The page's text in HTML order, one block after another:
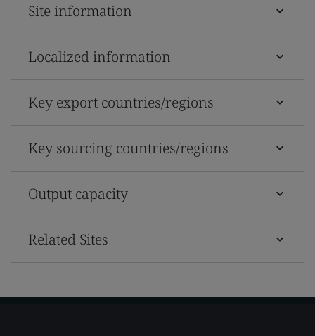
Site information
Localized information
Key export countries/regions
Key sourcing countries/regions
Output capacity
Related Sites